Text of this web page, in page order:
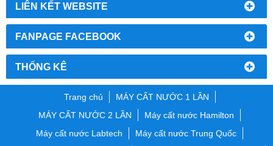
LIÊN KẾT WEBSITE
FANPAGE FACEBOOK
THỐNG KÊ
Trang chủ
MÁY CẤT NƯỚC 1 LẦN
MÁY CẤT NƯỚC 2 LẦN
Máy cất nước Hamilton
Máy cất nước Labtech
Máy cất nước Trung Quốc